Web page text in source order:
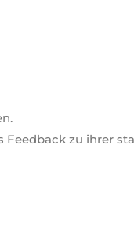
Feedback zu ihrer